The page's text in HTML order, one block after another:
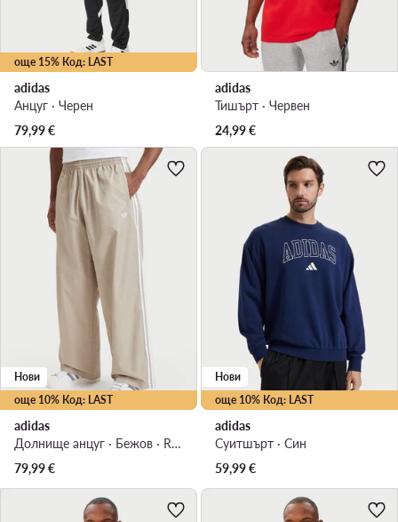
още 15% Код: LAST
adidas
Анцуг · Черен
79,99€
adidas
Тишърт · Червен
24,99€
още 10% Код: LAST
Нови
adidas
Долнище анцуг · Бежов · Relaxed Fit
79,99€
още 10% Код: LAST
Нови
adidas
Суитшърт · Син
59,99€